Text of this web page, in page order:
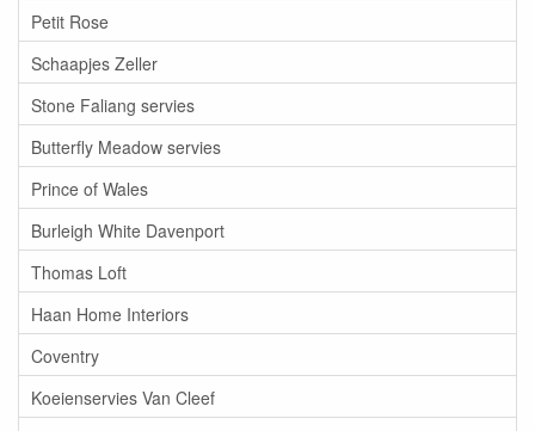
Petit Rose
Schaapjes Zeller
Stone Faliang servies
Butterfly Meadow servies
Prince of Wales
Burleigh White Davenport
Thomas Loft
Haan Home Interiors
Coventry
Koeienservies Van Cleef